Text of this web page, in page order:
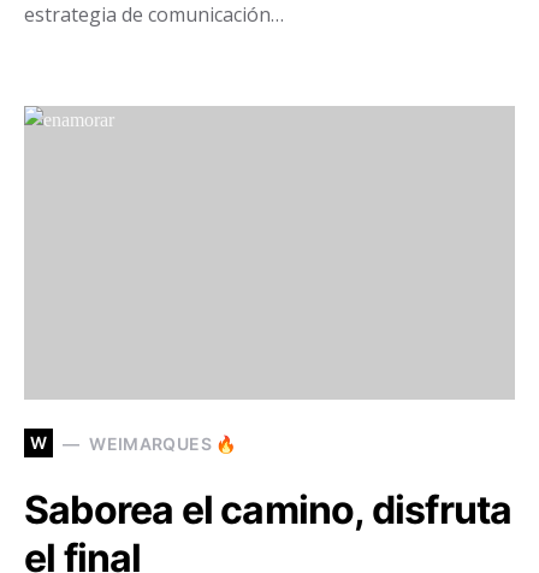
estrategia de comunicación…
W WEIMARQUES 🔥
Saborea el camino, disfruta
el final